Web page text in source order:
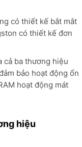
có thiết kế bắt mắt
có thiết kế đơn
cả ba thương hiệu
bảo hoạt động ổn
hoạt động mát
hiệu